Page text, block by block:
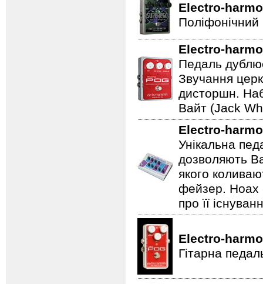
Electro-
Поліфонічний
Electro-
Педаль
Звучання
дисторшн.
Вайт (Jack
Electro-
Унікальна
дозволяють
якого
фейзер. Hoax
про її
Electro-
Гітарна